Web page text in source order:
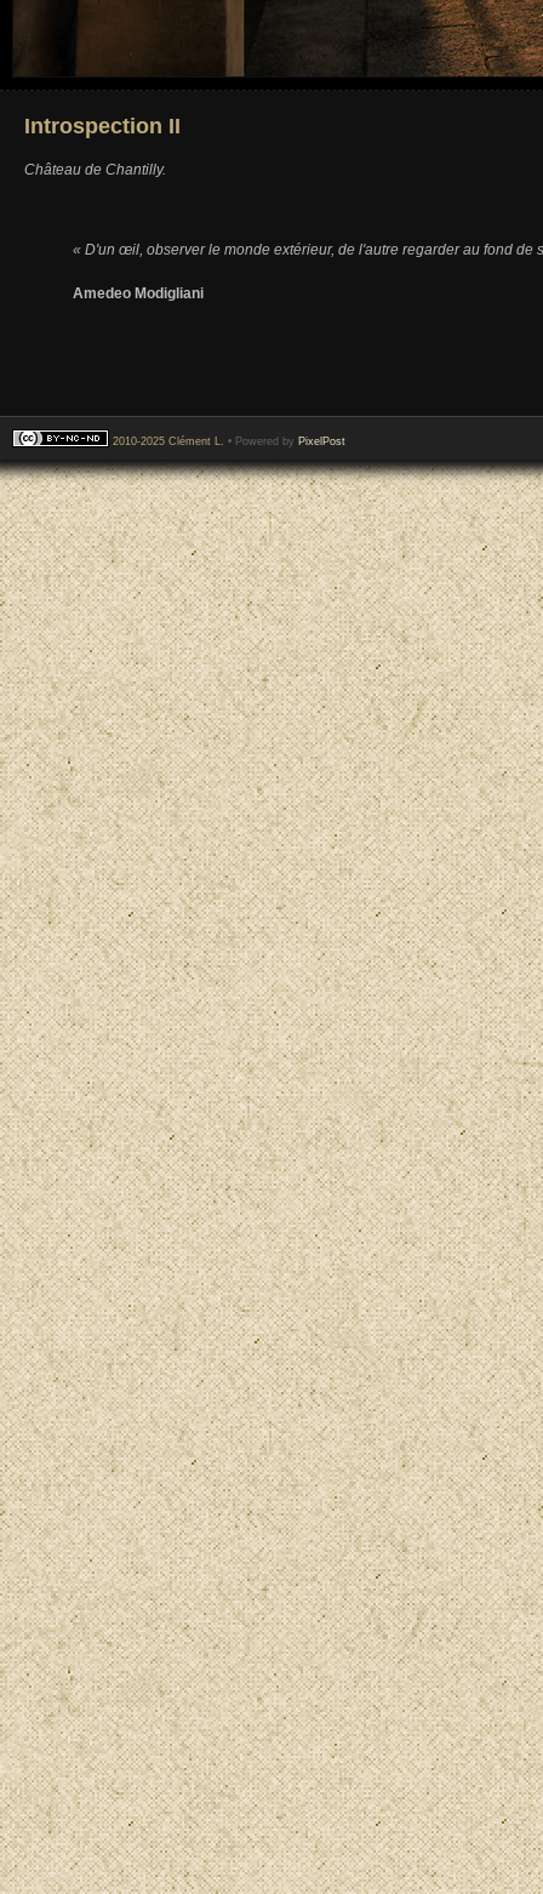
Introspection II
Château de Chantilly.
« D'un œil, observer le monde extérieur, de l'autre regarder au fond de
Amedeo Modigliani
2010-2025 Clément L. • Powered by PixelPost